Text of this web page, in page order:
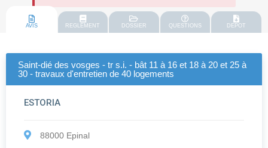
AVIS REGLEMENT DOSSIER QUESTIONS DEPOT
Saint-dié des vosges - tr s.i. - bât 11 à 16 et 18 à 20 et 25 à
30 - travaux d'entretien de 40 logements
ESTORIA
88000 Epinal